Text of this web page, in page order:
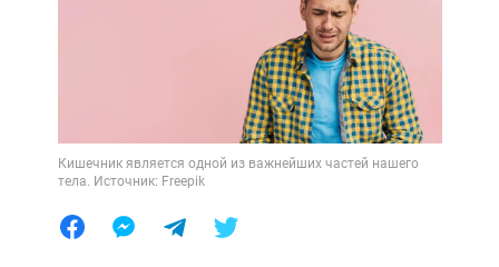
Кишечник является одной из важнейших частей нашего
тела. Источник: Freepik